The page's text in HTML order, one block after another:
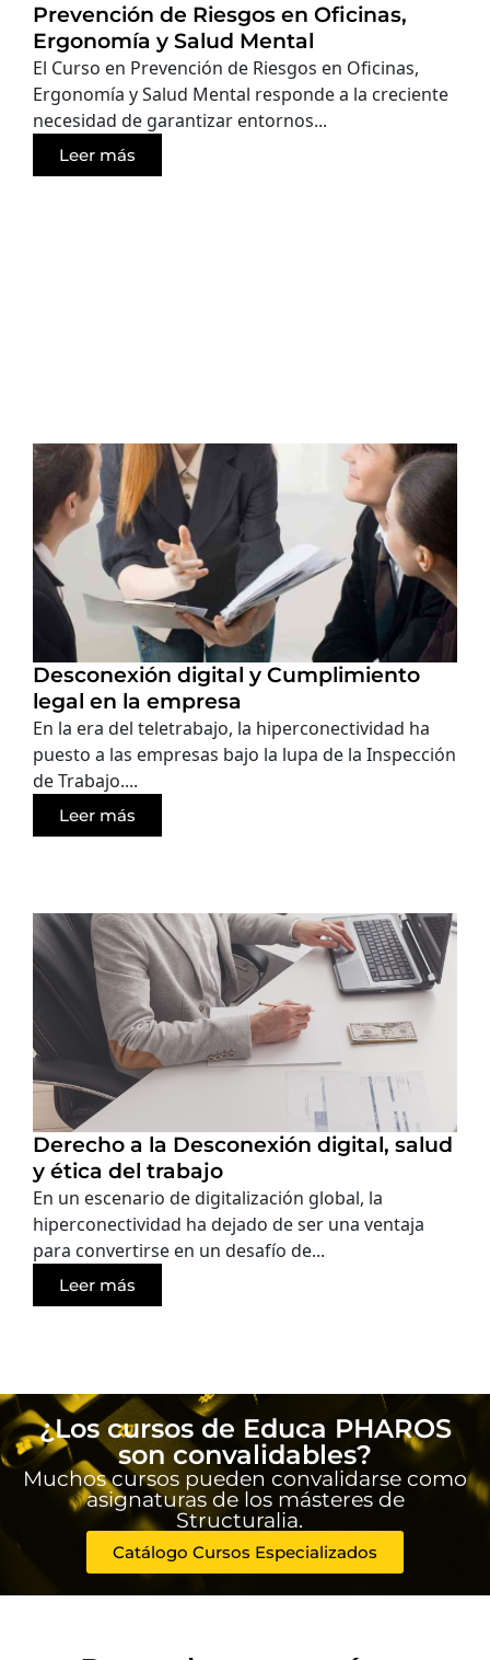
Prevención de Riesgos en Oficinas,
Ergonomía y Salud Mental
El Curso en Prevención de Riesgos en Oficinas,
Ergonomía y Salud Mental responde a la creciente
necesidad de garantizar entornos...
Leer más
Desconexión digital y Cumplimiento
legal en la empresa
En la era del teletrabajo, la hiperconectividad ha
puesto a las empresas bajo la lupa de la Inspección
de Trabajo....
Leer más
Derecho a la Desconexión digital, salud
y ética del trabajo
En un escenario de digitalización global, la
hiperconectividad ha dejado de ser una ventaja
para convertirse en un desafío de...
Leer más
¿Los cursos de Educa PHAROS
son convalidables?
Muchos cursos pueden convalidarse como
asignaturas de los másteres de
Structuralia.
Catálogo Cursos Especializados